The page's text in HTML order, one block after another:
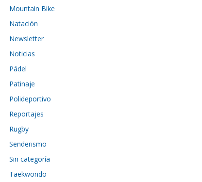
Mountain Bike
Natación
Newsletter
Noticias
Pádel
Patinaje
Polideportivo
Reportajes
Rugby
Senderismo
Sin categoría
Taekwondo